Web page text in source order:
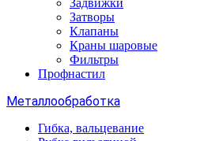
Задвижки
Затворы
Клапаны
Краны шаровые
Фильтры
Профнастил
Металлообработка
Гибка, вальцевание